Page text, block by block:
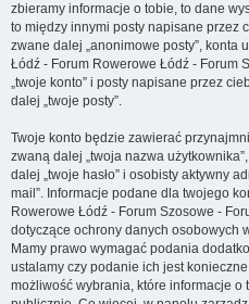
zbieramy informacje o tobie, to dane
to między innymi posty napisane przez
zwane dalej „anonimowe posty”, konta
Łódź - Forum Rowerowe Łódź - Forum
„twoje konto” i posty napisane przez
dalej „twoje posty”.
Twoje konto będzie zawierać
zwaną dalej „twoja nazwa
dalej „twoje hasło” i osobisty aktywny
mail”. Informacje podane dla twojego
Rowerowe Łódź - Forum Szosowe -
dotyczące ochrony danych osobowych
Mamy prawo wymagać podania
ustalamy czy podanie ich jest
możliwość wybrania, które informacje o